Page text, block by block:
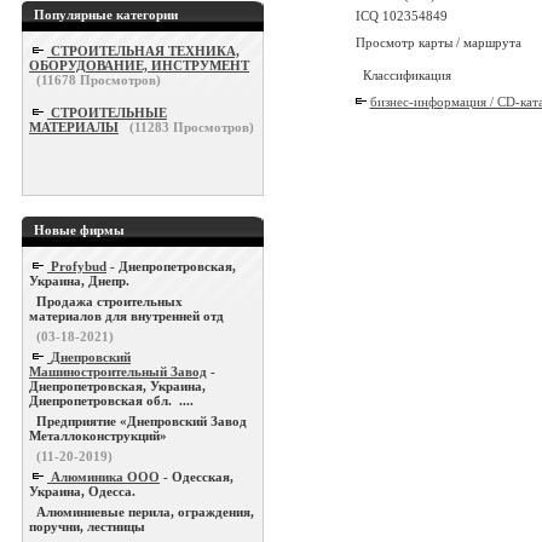
Популярные категории
СТРОИТЕЛЬНАЯ ТЕХНИКА,
ОБОРУДОВАНИЕ, ИНСТРУМЕНТ
(11678 Просмотров)
СТРОИТЕЛЬНЫЕ
МАТЕРИАЛЫ
(11283 Просмотров)
Новые фирмы
Profybud - Днепропетровская,
Украина, Днепр.
Продажа строительных
материалов для внутренней отд
(03-18-2021)
Днепровский
Машиностроительный Завод -
Днепропетровская, Украина,
Днепропетровская обл. ....
Предприятие «Днепровский Завод
Металлоконструкций»
(11-20-2019)
Алюминика ООО - Одесская,
Украина, Одесса.
Алюминиевые перила, ограждения,
поручни, лестницы
ICQ 102354849
Просмотр карты / маршрута
Классификация
бизнес-информация / CD-